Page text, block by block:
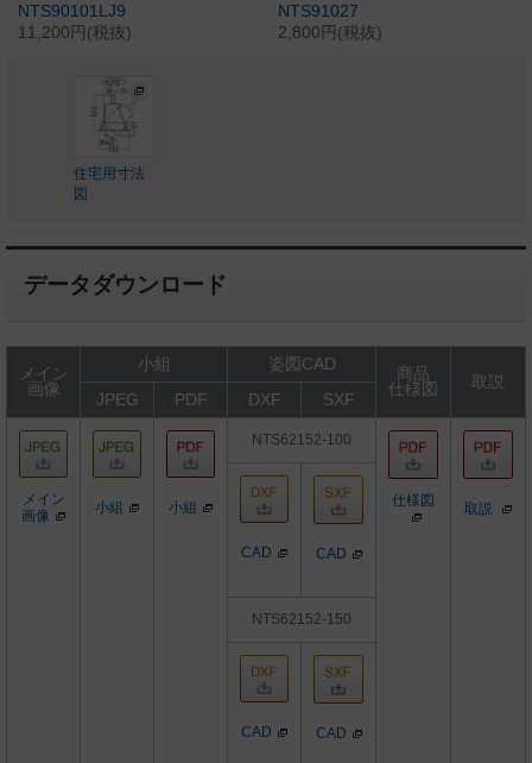
NTS90101LJ9
11,200円(税抜)
NTS91027
2,800円(税抜)
住宅用寸法
図
データダウンロード
メイン
画像
小組 姿図CAD
商品
仕様図
取説
JPEG
PDF DXF SXF
メイン
画像
小組 小組
NTS62152-100
仕様図 取説
CAD CAD
NTS62152-150
CAD CAD